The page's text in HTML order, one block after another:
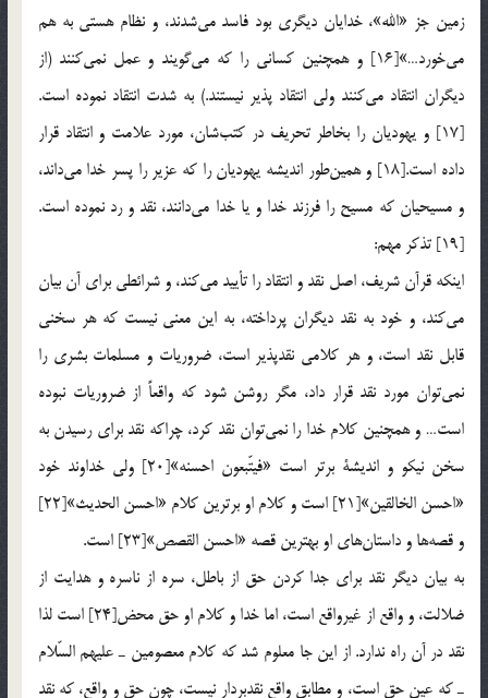
زمين جز «الله»، خدايان ديگري بود فاسد مي‌شدند، و نظام هستي به هم
مي‌خورد…»[16] و همچنين كساني را كه مي‌گويند و عمل نمي‌كنند (از
ديگران انتقاد مي‌كنند ولي انتقاد پذير نيستند.) به شدت انتقاد نموده است.
[17] و يهوديان را بخاطر تحريف در كتب‌شان، مورد علامت و انتقاد قرار
داده است.[18] و همين‌طور انديشه يهوديان را كه عزير را پسر خدا مي‌داند،
و مسيحيان كه مسيح را فرزند خدا و يا خدا مي‌دانند، نقد و رد نموده است.
[19] تذكر مهم:
اينكه قرآن شريف، اصل نقد و انتقاد را تأييد مي‌كند، و شرائطي براي آن بيان
مي‌كند، و خود به نقد ديگران پرداخته، به اين معني نيست كه هر سخني
قابل نقد است، و هر كلامي نقدپذير است، ضروريات و مسلمات بشري را
نمي‌توان مورد نقد قرار داد، مگر روشن شود كه واقعاً از ضروريات نبوده
است… و همچنين كلام خدا را نمي‌توان نقد كرد، چراكه نقد براي رسيدن به
سخن نيكو و انديشة برتر است «فيتّبعون احسنه»[20] ولي خداوند خود
«احسن الخالقين»[21] است و كلام او برترين كلام «احسن الحديث»[22]
و قصه‌ها و داستان‌هاي او بهترين قصه «احسن القصص»[23] است.
به بيان ديگر نقد براي جدا كردن حق از باطل، سره از ناسره و هدايت از
ضلالت، و واقع از غيرواقع است، اما خدا و كلام او حق محض[24] است لذا
نقد در آن راه ندارد. از اين جا معلوم شد كه كلام معصومين ـ عليهم السّلام
ـ كه عين حق است، و مطابق واقع نقدبردار نيست، چون حق و واقع، كه نقد